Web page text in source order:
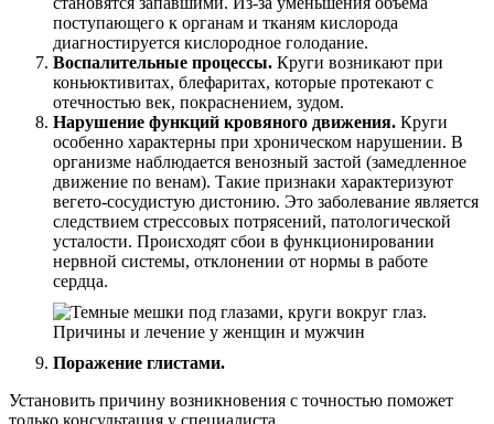
поступающего к органам и тканям кислорода
диагностируется кислородное голодание.
Воспалительные процессы. Круги возникают при
коньюктивитах, блефаритах, которые протекают с
отечностью век, покраснением, зудом.
Нарушение функций кровяного движения. Круги
особенно характерны при хроническом нарушении. В
организме наблюдается венозный застой (замедленное
движение по венам). Такие признаки характеризуют
вегето-сосудистую дистонию. Это заболевание является
следствием стрессовых потрясений, патологической
усталости. Происходят сбои в функционировании
нервной системы, отклонении от нормы в работе
сердца.
Поражение глистами.
Установить причину возникновения с точностью поможет
только консультация у специалиста.